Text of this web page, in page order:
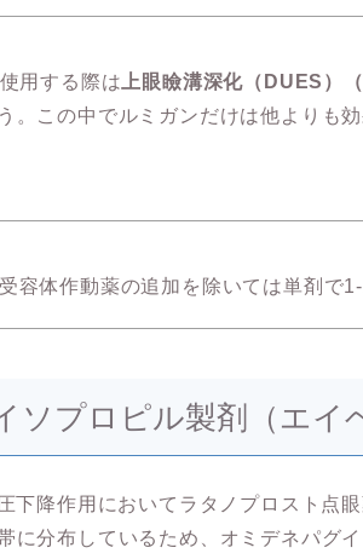
用する際は 上眼瞼溝深化（DUES）（
。この中でルミガンだけは他よりも
容体作動薬の追加を除いては単剤で
ソプロピル製剤（エイ
下降作用においてラタノプロスト点
に分布しているため、オミデネパグ